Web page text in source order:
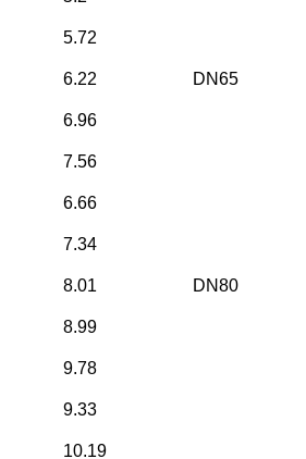
DN65
5.72
6.22
6.96
7.56
6.66
DN80
7.34
8.01
8.99
9.78
9.33
10.19